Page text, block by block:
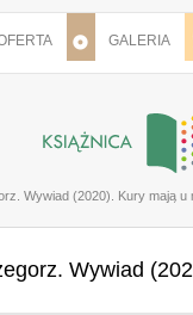
GALERIA
Wywiad (2020). Kury mają u
Wywiad